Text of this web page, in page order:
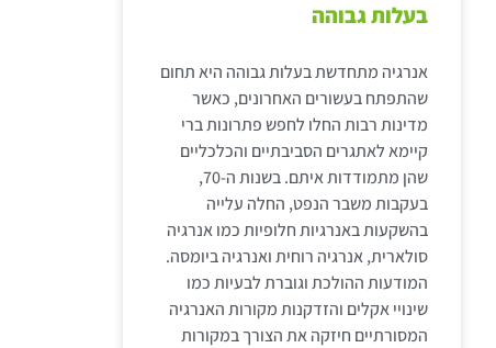
בעלות גבוהה
אנרגיה מתחדשת בעלות גבוהה היא תחום
שהתפתח בעשורים האחרונים, כאשר
מדינות רבות החלו לחפש פתרונות ברי
קיימא לאתגרים הסביבתיים והכלכליים
שהן מתמודדות איתם. בשנות ה-70,
בעקבות משבר הנפט, החלה עלייה
בהשקעות באנרגיות חלופיות כמו אנרגיה
סולארית, אנרגיה רוחית ואנרגיה ביומסה.
המודעות ההולכת וגוברת לבעיות כמו
שינויי אקלים והזדקנות מקורות האנרגיה
המסורתיים חיזקה את הצורך במקורות